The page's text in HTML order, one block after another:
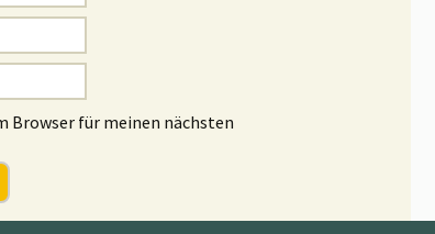
Browser für meinen nächsten